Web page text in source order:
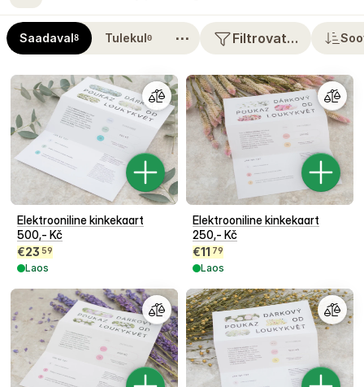
Saadaval8 Tulekul0 ⋯ Filtrovat…
Elektrooniline kinkekaart
500,- Kč
€23 59
Laos
Elektrooniline kinkekaart
250,- Kč
€11 79
Laos